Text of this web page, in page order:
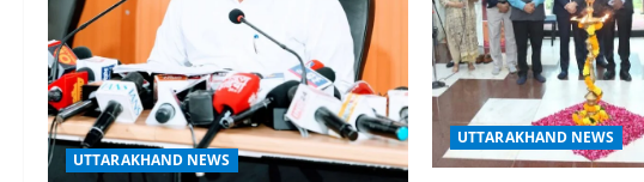
UTTARAKHAND NEWS
UTTARAKHAND NEWS